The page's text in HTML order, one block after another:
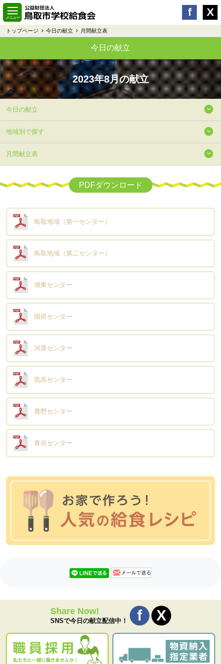
トップページ 今日の献立 月間献立表
今日の献立
2023年8月の献立
今日の献立
地域別で探す
月間献立表
PDFダウンロード
鳥取地域（第一センター）
鳥取地域（第二センター）
湖東センター
国府センター
河原センター
気高センター
鹿野センター
青谷センター
Share Now!
SNSで今日の献立配信中！